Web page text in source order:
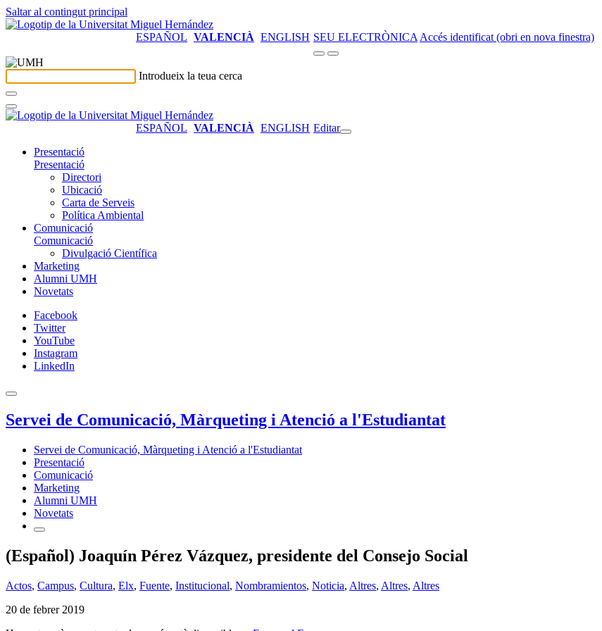
Saltar al contingut principal
ESPAÑOL VALENCIÀ ENGLISH SEU ELECTRÒNICA Accés identificat (obri en nova finestra)
Introdueix la teua cerca
ESPAÑOL VALENCIÀ ENGLISH Editar
Presentació
Presentació
Directori
Ubicació
Carta de Serveis
Política Ambiental
Comunicació
Comunicació
Divulgació Científica
Marketing
Alumni UMH
Novetats
Facebook
Twitter
YouTube
Instagram
LinkedIn
Servei de Comunicació, Màrqueting i Atenció a l'Estudiantat
Servei de Comunicació, Màrqueting i Atenció a l'Estudiantat
Presentació
Comunicació
Marketing
Alumni UMH
Novetats
(Español) Joaquín Pérez Vázquez, presidente del Consejo Social
Actos, Campus, Cultura, Elx, Fuente, Institucional, Nombramientos, Noticia, Altres, Altres, Altres
20 de febrer 2019